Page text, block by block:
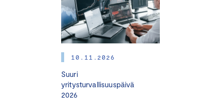
10.11.2026
Suuri
yritysturvallisuuspäivä
2026